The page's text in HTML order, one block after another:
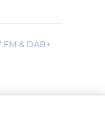
FM & DAB+